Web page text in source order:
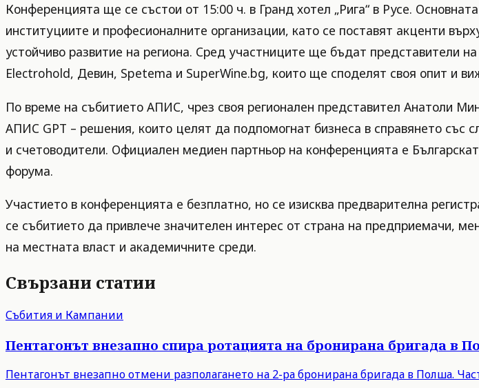
Конференцията ще се състои от 15:00 ч. в Гранд хотел „Рига“ в Русе.
институциите и професионалните организации, като се поставят акценти
устойчиво развитие на региона. Сред участниците ще бъдат представители
Electrohold, Девин, Spetema и SuperWine.bg, които ще споделят своя опит и
По време на събитието АПИС, чрез своя регионален представител Анатоли
АПИС GPT – решения, които целят да подпомогнат бизнеса в справянето
и счетоводители. Официален медиен партньор на конференцията е
форума.
Участието в конференцията е безплатно, но се изисква предварителна
се събитието да привлече значителен интерес от страна на предприемачи,
на местната власт и академичните среди.
Свързани статии
Събития и Кампании
Пентагонът внезапно спира ротацията на бронирана бригада в
Пентагонът внезапно отмени разполагането на 2-ра бронирана бригада в Полша.